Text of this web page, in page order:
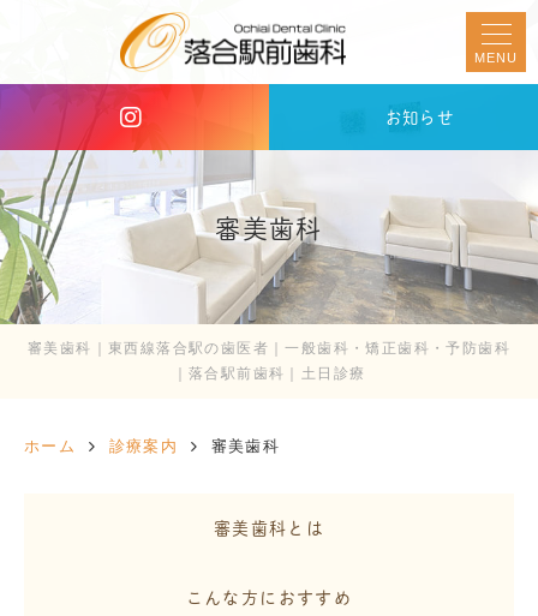
MENU
お知らせ
審美歯科
審美歯科｜東西線落合駅の歯医者｜一般歯科・矯正歯科・予防歯科
｜落合駅前歯科｜土日診療
ホーム 診療案内 審美歯科
審美歯科とは
こんな方におすすめ